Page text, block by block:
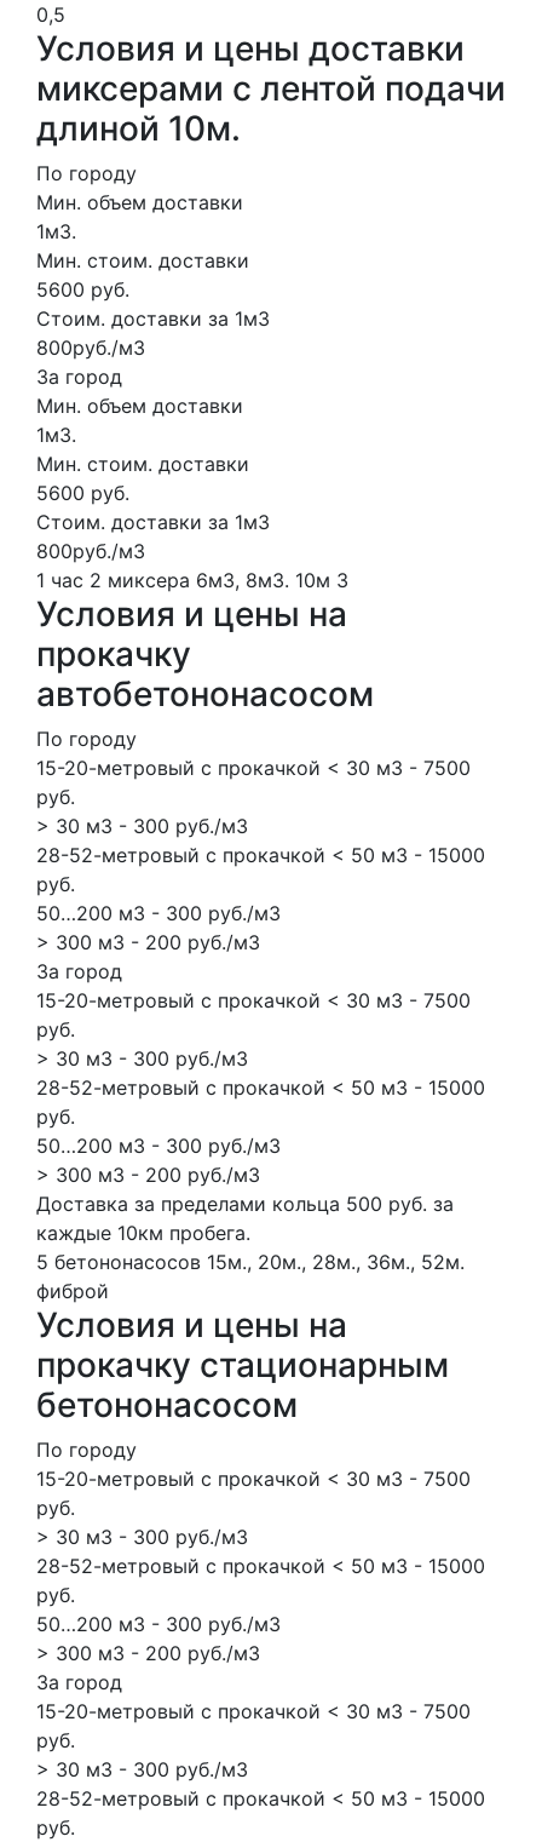
0,5
Условия и цены доставки
миксерами с лентой подачи
длиной 10м.
По городу
Мин. объем доставки
1м3.
Мин. стоим. доставки
5600 руб.
Стоим. доставки за 1м3
800руб./м3
За город
Мин. объем доставки
1м3.
Мин. стоим. доставки
5600 руб.
Стоим. доставки за 1м3
800руб./м3
1 час 2 миксера 6м3, 8м3. 10м 3
Условия и цены на
прокачку
автобетононасосом
По городу
15-20-метровый с прокачкой < 30 м3 - 7500
руб.
> 30 м3 - 300 руб./м3
28-52-метровый с прокачкой < 50 м3 - 15000
руб.
50…200 м3 - 300 руб./м3
> 300 м3 - 200 руб./м3
За город
15-20-метровый с прокачкой < 30 м3 - 7500
руб.
> 30 м3 - 300 руб./м3
28-52-метровый с прокачкой < 50 м3 - 15000
руб.
50…200 м3 - 300 руб./м3
> 300 м3 - 200 руб./м3
Доставка за пределами кольца 500 руб. за
каждые 10км пробега.
5 бетононасосов 15м., 20м., 28м., 36м., 52м.
фиброй
Условия и цены на
прокачку стационарным
бетононасосом
По городу
15-20-метровый с прокачкой < 30 м3 - 7500
руб.
> 30 м3 - 300 руб./м3
28-52-метровый с прокачкой < 50 м3 - 15000
руб.
50…200 м3 - 300 руб./м3
> 300 м3 - 200 руб./м3
За город
15-20-метровый с прокачкой < 30 м3 - 7500
руб.
> 30 м3 - 300 руб./м3
28-52-метровый с прокачкой < 50 м3 - 15000
руб.